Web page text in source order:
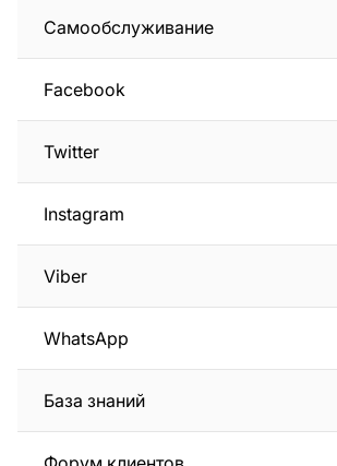
Самообслуживание
Facebook
Twitter
Instagram
Viber
WhatsApp
База знаний